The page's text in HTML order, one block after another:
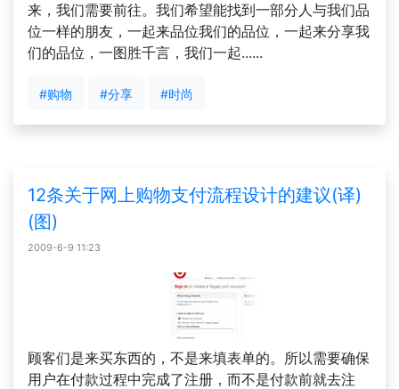
来，我们需要前往。我们希望能找到一部分人与我们品
位一样的朋友，一起来品位我们的品位，一起来分享我
们的品位，一图胜千言，我们一起......
#购物 #分享 #时尚
12条关于网上购物支付流程设计的建议(译)
(图)
2009-6-9 11:23
顾客们是来买东西的，不是来填表单的。所以需要确保
用户在付款过程中完成了注册，而不是付款前就去注